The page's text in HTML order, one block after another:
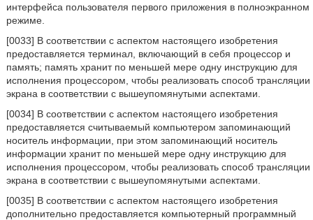
интерфейса пользователя первого приложения в полноэкранном
режиме.
[0033] В соответствии с аспектом настоящего изобретения
предоставляется терминал, включающий в себя процессор и
память; память хранит по меньшей мере одну инструкцию для
исполнения процессором, чтобы реализовать способ трансляции
экрана в соответствии с вышеупомянутыми аспектами.
[0034] В соответствии с аспектом настоящего изобретения
предоставляется считываемый компьютером запоминающий
носитель информации, при этом запоминающий носитель
информации хранит по меньшей мере одну инструкцию для
исполнения процессором, чтобы реализовать способ трансляции
экрана в соответствии с вышеупомянутыми аспектами.
[0035] В соответствии с аспектом настоящего изобретения
дополнительно предоставляется компьютерный программный